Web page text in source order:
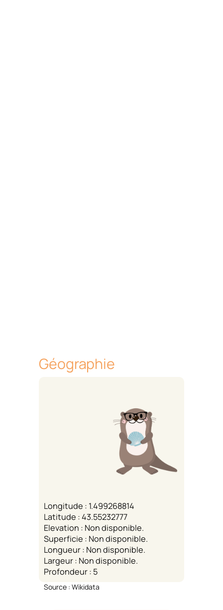
Géographie
Longitude : 1.499268814
Latitude : 43.55232777
Elevation : Non disponible.
Superficie : Non disponible.
Longueur : Non disponible.
Largeur : Non disponible.
Profondeur : 5
Source : Wikidata